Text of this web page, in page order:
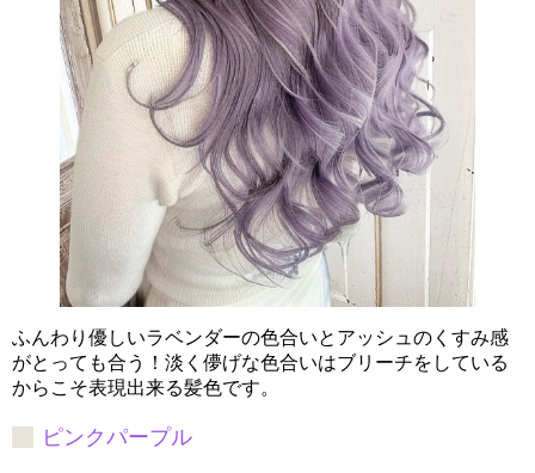
ふんわり優しいラベンダーの色合いとアッシュのくすみ感
がとっても合う！淡く儚げな色合いはブリーチをしている
からこそ表現出来る髪色です。
ピンクパープル